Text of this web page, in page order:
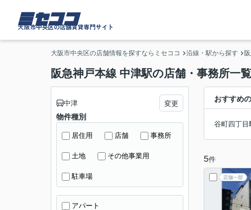
ミセココ
大阪市中央区の店舗賃貸専門サイト
大阪市中央区の店舗情報を探すならミセココ 沿線・駅から探す
阪急神戸本線 中津駅の店舗・事務所一覧
おすすめ
谷町四丁目
5件
店舗一部
中津 変更
物件種別
居住用 店舗 事務所
土地 その他事業用
駐車場
アパート